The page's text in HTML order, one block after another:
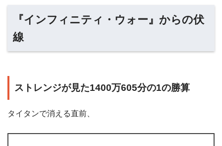
『インフィニティ・ウォー』からの伏
線
ストレンジが見た1400万605分の1の勝算
タイタンで消える直前、